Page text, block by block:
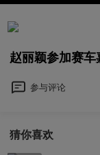
赵丽颖参加赛
参与评论
猜你喜欢